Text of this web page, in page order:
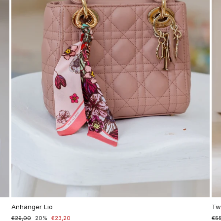
Anhänger Lio
Prezzo
€29,00
Prezzo
20% €23,20